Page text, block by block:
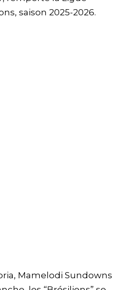
saison 2025-2026.
Mamelodi Sundowns